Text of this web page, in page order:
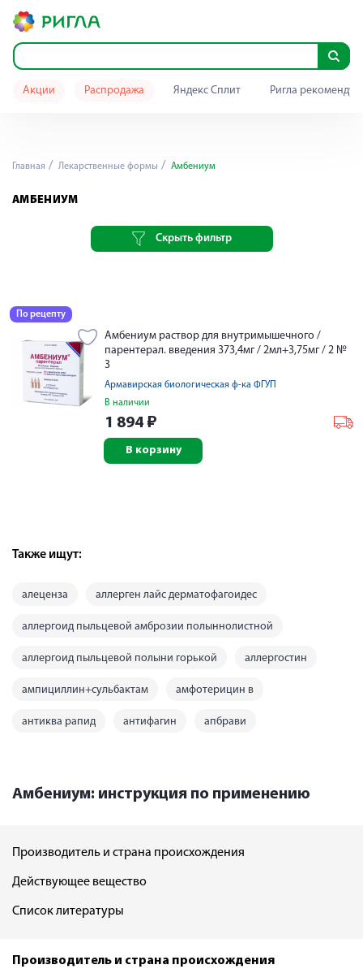
Акции Распродажа Яндекс Сплит Ригла
Главная Лекарственные формы Амбениум
АМБЕНИУМ
Скрыть фильтр
По рецепту
Амбениум раствор для внутримышечного /
парентерал. введения 373,4мг / 2мл+3,75мг / 2 №
3
Армавирская биологическая ф-ка ФГУП
В наличии
1 894 ₽
В корзину
Также ищут:
алеценза аллерген лайс дерматофагоидес
аллергоид пыльцевой амброзии полыннолистной
аллергоид пыльцевой полыни горькой аллергостин
ампициллин+сульбактам амфотерицин в
антиква рапид антифагин апбрави
Амбениум: инструкция по применению
Производитель и страна происхождения
Действующее вещество
Список литературы
Производитель и страна происхождения